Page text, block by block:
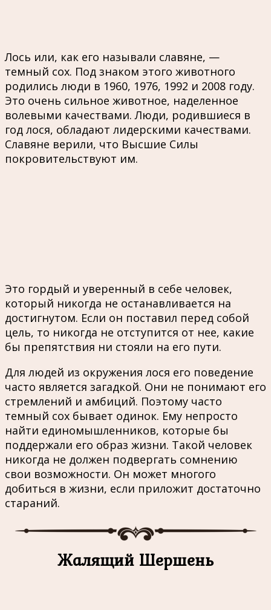
Лось или, как его называли славяне, —
темный сох. Под знаком этого животного
родились люди в 1960, 1976, 1992 и 2008 году.
Это очень сильное животное, наделенное
волевыми качествами. Люди, родившиеся в
год лося, обладают лидерскими качествами.
Славяне верили, что Высшие Силы
покровительствуют им.
Это гордый и уверенный в себе человек,
который никогда не останавливается на
достигнутом. Если он поставил перед собой
цель, то никогда не отступится от нее, какие
бы препятствия ни стояли на его пути.
Для людей из окружения лося его поведение
часто является загадкой. Они не понимают его
стремлений и амбиций. Поэтому часто
темный сох бывает одинок. Ему непросто
найти единомышленников, которые бы
поддержали его образ жизни. Такой человек
никогда не должен подвергать сомнению
свои возможности. Он может многого
добиться в жизни, если приложит достаточно
стараний.
Жалящий Шершень